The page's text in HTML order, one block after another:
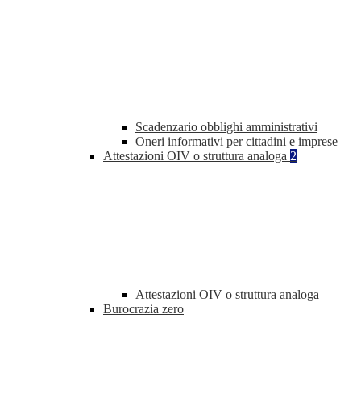
Scadenzario obblighi amministrativi
Oneri informativi per cittadini e imprese
Attestazioni OIV o struttura analoga 2
Attestazioni OIV o struttura analoga
Burocrazia zero